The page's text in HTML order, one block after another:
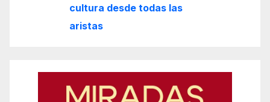
cultura desde todas las
aristas